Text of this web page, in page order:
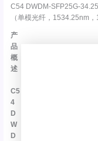
C54 DWDM-SFP25G-
（单模光纤，1534.25nm
产
品
概
述
C5
4
D
W
D